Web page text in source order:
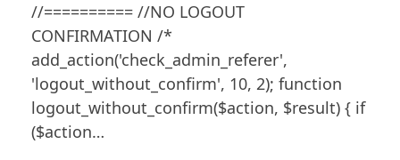
//========== //NO LOGOUT
CONFIRMATION /*
add_action('check_admin_referer',
'logout_without_confirm', 10, 2); function
logout_without_confirm($action, $result) { if
($action…